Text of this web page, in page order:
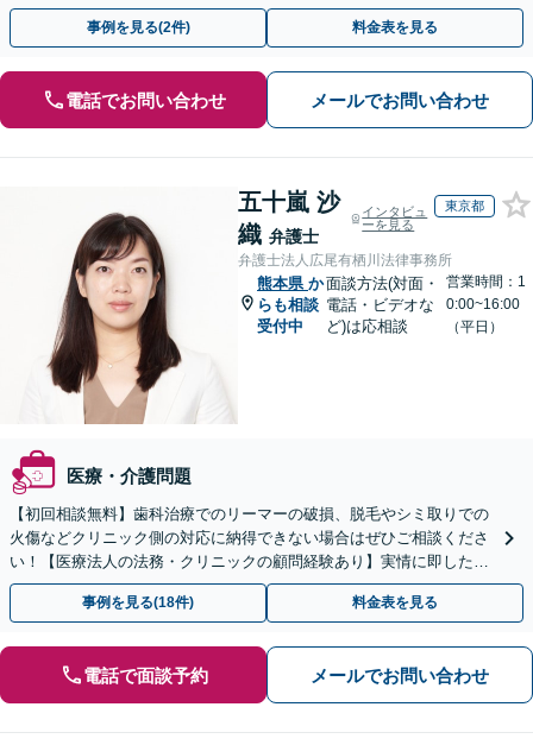
手続きの負担を減らし、権利を守ります。
事例を見る(2件) 料金表を見る
電話でお問い合わせ メールでお問い合わせ
五十嵐 沙
織 弁護士
インタビュ
ーを見る
東京都
弁護士法人広尾有栖川法律事務所
熊本県 か
らも相談
受付中
面談方法(対面・
電話・ビデオな
ど)は応相談
営業時間：1
0:00~16:00
（平日）
医療・介護問題
【初回相談無料】歯科治療でのリーマーの破損、脱毛やシミ取りでの
火傷などクリニック側の対応に納得できない場合はぜひご相談くださ
い！【医療法人の法務・クリニックの顧問経験あり】実情に即したア
ドバイスで、納得のできるトラブルの解決を目指します。
事例を見る(18件) 料金表を見る
電話で面談予約 メールでお問い合わせ